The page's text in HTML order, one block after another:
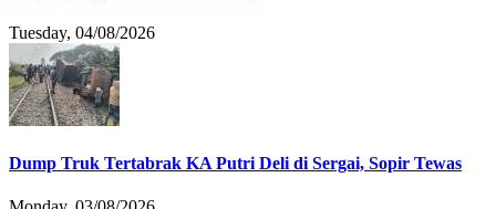
Tuesday, 04/08/2026
Dump Truk Tertabrak KA Putri Deli di Sergai, Sopir Tewas